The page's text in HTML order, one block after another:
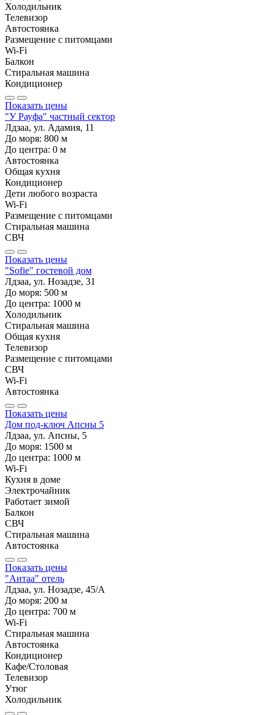
Холодильник
Телевизор
Автостоянка
Размещение с питомцами
Wi-Fi
Балкон
Стиральная машина
Кондиционер
Показать цены
"У Рауфа" частный сектор
Лдзаа, ул. Адамия, 11
До моря: 800 м
До центра: 0 м
Автостоянка
Общая кухня
Кондиционер
Дети любого возраста
Wi-Fi
Размещение с питомцами
Стиральная машина
СВЧ
Показать цены
"Sofie" гостевой дом
Лдзаа, ул. Нозадзе, 31
До моря: 500 м
До центра: 1000 м
Холодильник
Стиральная машина
Общая кухня
Телевизор
Размещение с питомцами
СВЧ
Wi-Fi
Автостоянка
Показать цены
Дом под-ключ Апсны 5
Лдзаа, ул. Апсны, 5
До моря: 1500 м
До центра: 1000 м
Wi-Fi
Кухня в доме
Электрочайник
Работает зимой
Балкон
СВЧ
Стиральная машина
Автостоянка
Показать цены
"Антаа" отель
Лдзаа, ул. Нозадзе, 45/А
До моря: 200 м
До центра: 700 м
Wi-Fi
Стиральная машина
Автостоянка
Кондиционер
Кафе/Столовая
Телевизор
Утюг
Холодильник